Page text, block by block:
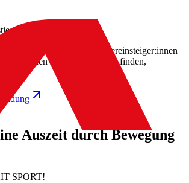
und Wiedereinsteiger:innen
den richtigen Sport zu finden,
Auszeit durch Bewegung
SPORT!